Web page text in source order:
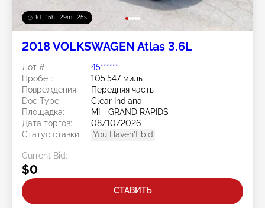
1d : 15h : 29m : 22s
2018 VOLKSWAGEN Atlas 3.6L
Лот #:
45******
Пробег:
105,547 миль
Повреждения:
Передняя часть
Doc Type:
Clear Indiana
Площадка:
MI - GRAND RAPIDS
Дата торгов:
08/10/2026
Статус ставки:
You Haven't bid
Current Bid:
$0
СТАВИТЬ